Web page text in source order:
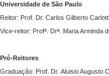
Universidade de São Paulo
Reitor: Prof. Dr. Carlos Gilberto
Vice-reitor: Profª. Drª. Maria Arminda
Pró-Reitores
Graduação: Prof. Dr. Aluisio Augusto